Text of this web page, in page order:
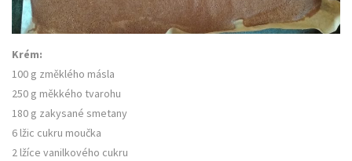
Krém:
100 g změklého másla
250 g měkkého tvarohu
180 g zakysané smetany
6 lžic cukru moučka
2 lžíce vanilkového cukru